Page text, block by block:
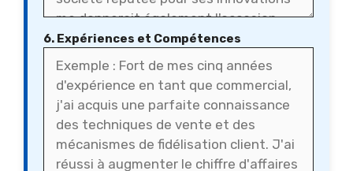
6. Expériences et Compétences